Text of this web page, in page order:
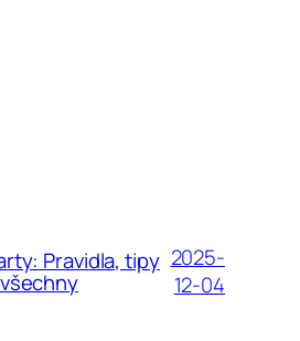
Pravidla, tipy 2025-
12-04